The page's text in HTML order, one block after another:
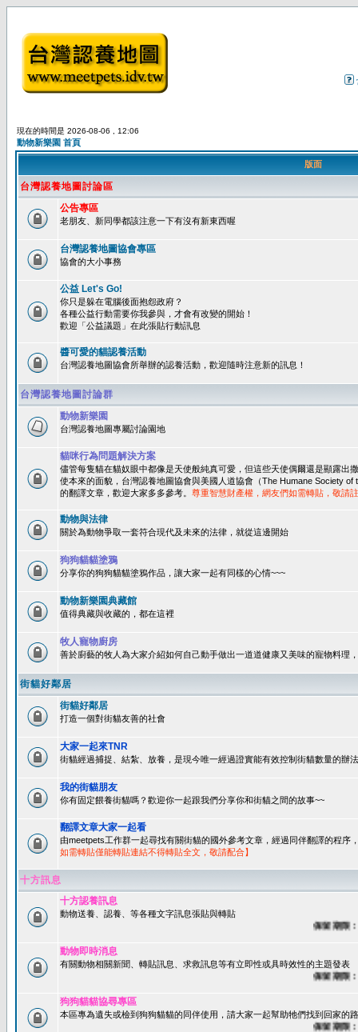
現在的時間是 2026-08-06 , 12:06
動物新樂園 首頁
版面
台灣認養地圖討論區
公告專區
老朋友、新同學都該注意一下有沒有新東西喔
台灣認養地圖協會專區
協會的大小事務
公益 Let's Go!
你只是躲在電腦後面抱怨政府？
各種公益行動需要你我參與，才會有改變的開始！
歡迎「公益議題」在此張貼行動訊息
醬可愛的貓認養活動
台灣認養地圖協會所舉辦的認養活動，歡迎隨時注意新的訊息！
台灣認養地圖討論群
動物新樂園
台灣認養地圖專屬討論園地
貓咪行為問題解決方案
儘管每隻貓在貓奴眼中都像是天使般純真可愛，但這些天使偶爾還是顯露出
使本來的面貌，台灣認養地圖協會與美國人道協會（The Humane Society
的翻譯文章，歡迎大家多多參考。 尊重智慧財產權，網友們如需轉貼，敬請
動物與法律
關於為動物爭取一套符合現代及未來的法律，就從這邊開始
狗狗貓貓塗鴉
分享你的狗狗貓貓塗鴉作品，讓大家一起有同樣的心情~~~
動物新樂園典藏館
值得典藏與收藏的，都在這裡
牧人寵物廚房
善於廚藝的牧人為大家介紹如何自己動手做出一道道健康又美味的寵物料理
街貓好鄰居
街貓好鄰居
打造一個對街貓友善的社會
大家一起來TNR
街貓經過捕捉、結紮、放養，是現今唯一經過證實能有效控制街貓數量的辦
我的街貓朋友
你有固定餵養街貓嗎？歡迎你一起跟我們分享你和街貓之間的故事~~
翻譯文章大家一起看
由meetpets工作群一起尋找有關街貓的國外參考文章，經過同伴翻譯的程序
如需轉貼僅能轉貼連結不得轉貼全文，敬請配合】
十方訊息
十方認養訊息
動物送養、認養、等各種文字訊息張貼與轉貼
保留期限：60
動物即時消息
有關動物相關新聞、轉貼訊息、求救訊息等有立即性或具時效性的主題發表
保留期限：45
狗狗貓貓協尋專區
本區專為遺失或檢到狗狗貓貓的同伴使用，請大家一起幫助牠們找到回家的
保留期限：60